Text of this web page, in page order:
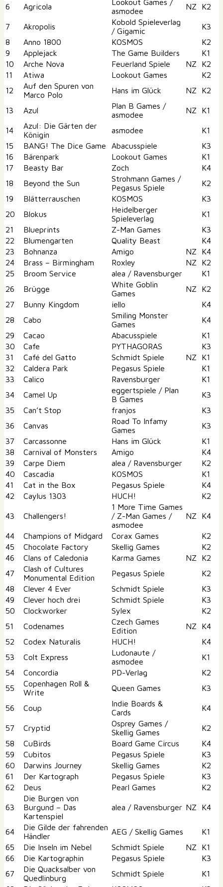
6
Agricola
asmodee
NZ K2
7 Akropolis
Kobold Spieleverlag
/ Gigamic
K3
8
Anno 1800 KOSMOS
K2
9
Applejack The Game Builders
K1
10
Arche Nova Feuerland Spiele NZ
K2
11
Atiwa Lookout Games
K2
12
Auf den Spuren von
Marco Polo
Hans im Glück NZ K2
13 Azul
Plan B Games /
asmodee
NZ K1
14
Azul: Die Gärten der
Königin
asmodee
K1
15
BANG! The Dice Game Abacusspiele
K3
16
Bärenpark Lookout Games
K1
17
Beasty Bar Zoch
K4
18
Beyond the Sun
Strohmann Games /
Pegasus Spiele
K2
19
Blätterrauschen KOSMOS
K3
20
Blokus
Heidelberger
Spieleverlag
K1
21
Blueprints Z-Man Games
K3
22
Blumengarten Quality Beast
K4
23
Bohnanza Amigo NZ
K4
24
Brass – Birmingham Roxley NZ
K2
25
Broom Service alea / Ravensburger
K1
26
Brügge
White Goblin
Games
NZ
K2
27
Bunny Kingdom iello
K4
28
Cabo
Smiling Monster
Games
K4
29
Cacao Abacusspiele
K1
30
Cafe PYTHAGORAS
K3
31
Café del Gatto Schmidt Spiele NZ
K1
32
Caldera Park Pegasus Spiele
K1
33
Calico Ravensburger
K1
34
Camel Up
eggertspiele / Plan
B Games
K3
35
Can’t Stop franjos
K3
36
Canvas
Road To Infamy
Games
K3
37
Carcassonne Hans im Glück
K1
38
Carnival of Monsters Amigo
K4
39
Carpe Diem alea / Ravensburger
K2
40
Cascadia KOSMOS
K1
41
Cat in the Box Pegasus Spiele
K4
42
Caylus 1303 HUCH! K2
43 Challengers!
1 More Time Games
/ Z-Man Games /
asmodee
NZ K4
44 Champions of Midgard Corax Games
K2
45
Chocolate Factory Skellig Games
K2
46
Clans of Caledonia Karma Games NZ
K2
47
Clash of Cultures
Monumental Edition
Pegasus Spiele
K2
48
Clever 4 Ever Schmidt Spiele
K3
49
Clever hoch drei Schmidt Spiele
K3
50
Clockworker Sylex
K2
51
Codenames
Czech Games
Edition
NZ
K4
52
Codex Naturalis HUCH!
K4
53
Colt Express
Ludonaute /
asmodee
K1
54
Concordia PD-Verlag
K2
55
Copenhagen Roll &
Write
Queen Games K3
56 Coup
Indie Boards &
Cards
K4
57 Cryptid
Osprey Games /
Skellig Games
K2
58
CuBirds Board Game Circus
K4
59
Cubitos Pegasus Spiele
K3
60
Darwins Journey Skellig Games
K2
61
Der Kartograph Pegasus Spiele
K3
62
Deus Pearl Games K2
63
Die Burgen von
Burgund – Das
Kartenspiel
alea / Ravensburger NZ K4
64
Die Gilde der fahrenden
Händler
AEG / Skellig Games
K1
65
Die Inseln im Nebel Schmidt Spiele NZ
K1
66
Die Kartographin Pegasus Spiele
K3
67
Die Quacksalber von
Quedlinburg
Schmidt Spiele
K1